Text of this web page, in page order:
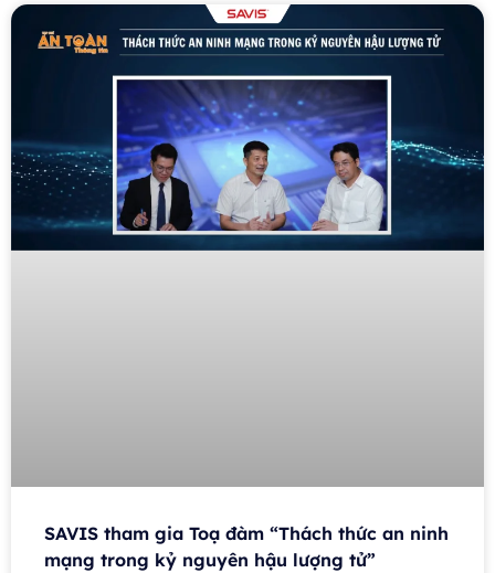
SAVIS tham gia Toạ đàm “Thách thức an ninh
mạng trong kỷ nguyên hậu lượng tử”